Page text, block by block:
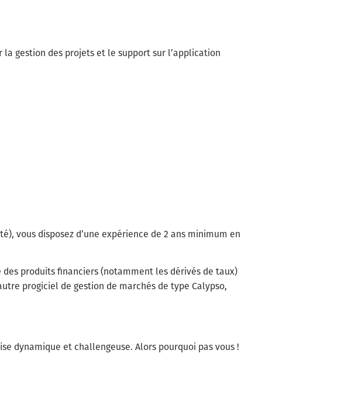
gestion des projets et le support sur l’application
vous disposez d’une expérience de 2 ans minimum en
produits financiers (notamment les dérivés de taux)
progiciel de gestion de marchés de type Calypso,
dynamique et challengeuse. Alors pourquoi pas vous !